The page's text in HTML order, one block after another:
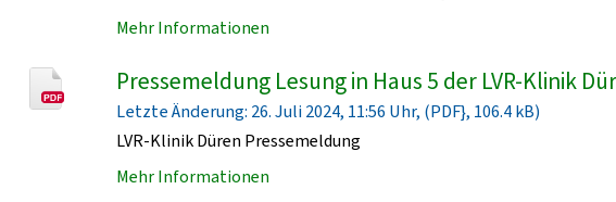
Mehr Informationen
Pressemeldung Lesung in Haus 5 der LVR-Klinik
Letzte Änderung: 26. Juli 2024, 11:56 Uhr, (PDF}, 106.4 kB)
LVR-Klinik Düren Pressemeldung
Mehr Informationen